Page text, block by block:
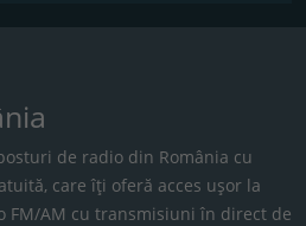
de radio din România cu
care îți oferă acces ușor la
FM/AM cu transmisiuni în direct de